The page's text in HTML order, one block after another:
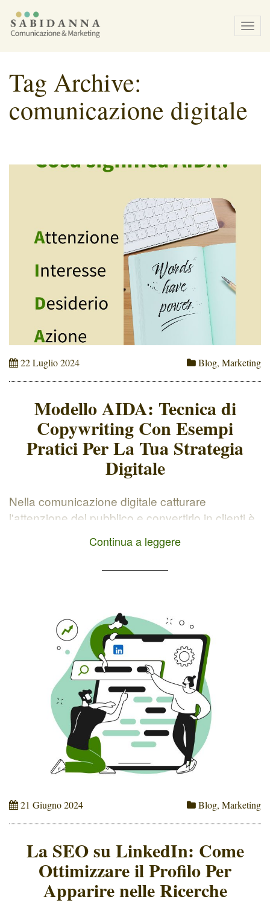
Tag Archive:
comunicazione digitale
22 Luglio 2024 Blog, Marketing
Modello AIDA: Tecnica di
Copywriting Con Esempi
Pratici Per La Tua Strategia
Digitale
Nella comunicazione digitale catturare
l'attenzione del pubblico e convertirlo in clienti è
è fondamentale conoscere e saper utilizzare
tecniche di copywriting efficaci. Tra queste, il
accattivanti. In questo articolo vedremo le
quattro fasi del modello AIDA […]
Continua a leggere
21 Giugno 2024 Blog, Marketing
La SEO su LinkedIn: Come
Ottimizzare il Profilo Per
Apparire nelle Ricerche